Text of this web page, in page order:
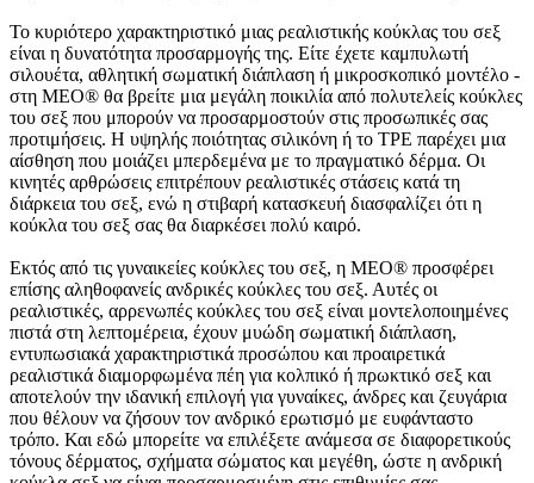
Το κυριότερο χαρακτηριστικό μιας ρεαλιστικής κούκλας του σεξ
είναι η δυνατότητα προσαρμογής της. Είτε έχετε καμπυλωτή
σιλουέτα, αθλητική σωματική διάπλαση ή μικροσκοπικό μοντέλο -
στη MEO® θα βρείτε μια μεγάλη ποικιλία από πολυτελείς κούκλες
του σεξ που μπορούν να προσαρμοστούν στις προσωπικές σας
προτιμήσεις. Η υψηλής ποιότητας σιλικόνη ή το TPE παρέχει μια
αίσθηση που μοιάζει μπερδεμένα με το πραγματικό δέρμα. Οι
κινητές αρθρώσεις επιτρέπουν ρεαλιστικές στάσεις κατά τη
διάρκεια του σεξ, ενώ η στιβαρή κατασκευή διασφαλίζει ότι η
κούκλα του σεξ σας θα διαρκέσει πολύ καιρό.
Εκτός από τις γυναικείες κούκλες του σεξ, η MEO® προσφέρει
επίσης αληθοφανείς ανδρικές κούκλες του σεξ. Αυτές οι
ρεαλιστικές, αρρενωπές κούκλες του σεξ είναι μοντελοποιημένες
πιστά στη λεπτομέρεια, έχουν μυώδη σωματική διάπλαση,
εντυπωσιακά χαρακτηριστικά προσώπου και προαιρετικά
ρεαλιστικά διαμορφωμένα πέη για κολπικό ή πρωκτικό σεξ και
αποτελούν την ιδανική επιλογή για γυναίκες, άνδρες και ζευγάρια
που θέλουν να ζήσουν τον ανδρικό ερωτισμό με ευφάνταστο
τρόπο. Και εδώ μπορείτε να επιλέξετε ανάμεσα σε διαφορετικούς
τόνους δέρματος, σχήματα σώματος και μεγέθη, ώστε η ανδρική